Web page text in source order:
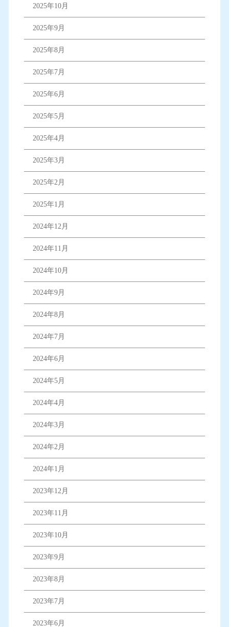
2025年10月
2025年9月
2025年8月
2025年7月
2025年6月
2025年5月
2025年4月
2025年3月
2025年2月
2025年1月
2024年12月
2024年11月
2024年10月
2024年9月
2024年8月
2024年7月
2024年6月
2024年5月
2024年4月
2024年3月
2024年2月
2024年1月
2023年12月
2023年11月
2023年10月
2023年9月
2023年8月
2023年7月
2023年6月